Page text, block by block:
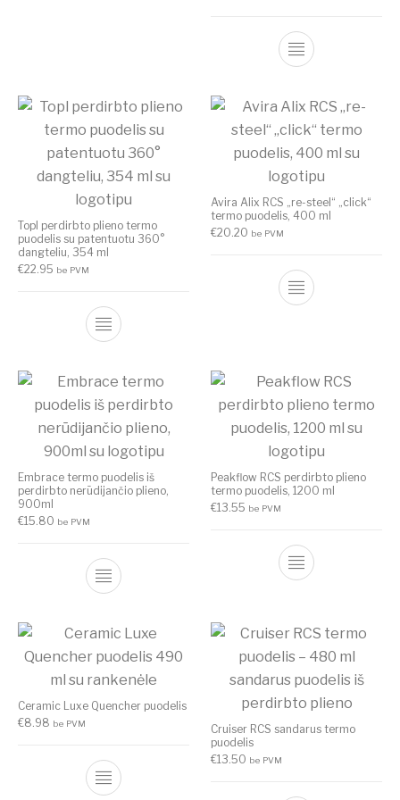
Topl perdirbto plieno termo
puodelis su patentuotu 360°
dangteliu, 354 ml
€22.95 be PVM
Avira Alix RCS „re-steel“ „click“
termo puodelis, 400 ml
€20.20 be PVM
Embrace termo puodelis iš
perdirbto nerūdijančio plieno,
900ml
€15.80 be PVM
Peakflow RCS perdirbto plieno
termo puodelis, 1200 ml
€13.55 be PVM
Ceramic Luxe Quencher puodelis
€8.98 be PVM
Cruiser RCS sandarus termo
puodelis
€13.50 be PVM